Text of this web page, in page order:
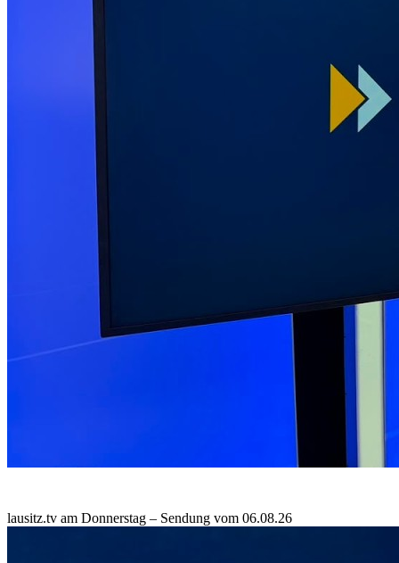
lausitz.tv am Donnerstag – Sendung vom 06.08.26